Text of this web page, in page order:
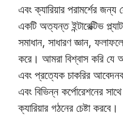
এবং ক্যারিয়ার পরামর্শের
একটি অত্যন্ত ইন্টারেক্টিভ
সমাধান, সাধারণ জ্ঞান,
করে। আমরা বিশ্বাস করি যে
এবং প্রত্যেক চাকরির
এবং বিভিন্ন কর্পোরেশনের
ক্যারিয়ার গঠনের চেষ্টা করবে।